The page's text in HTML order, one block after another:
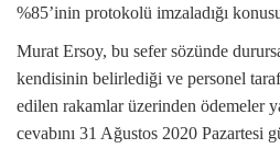
%85’inin protokolü imzaladığı
Murat Ersoy, bu sefer sözünde
kendisinin belirlediği ve personel
edilen rakamlar üzerinden ödemeler
cevabını 31 Ağustos 2020 Pazartesi